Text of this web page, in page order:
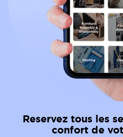
Reservez tous les
confort de